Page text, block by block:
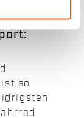
alles trocken und
so